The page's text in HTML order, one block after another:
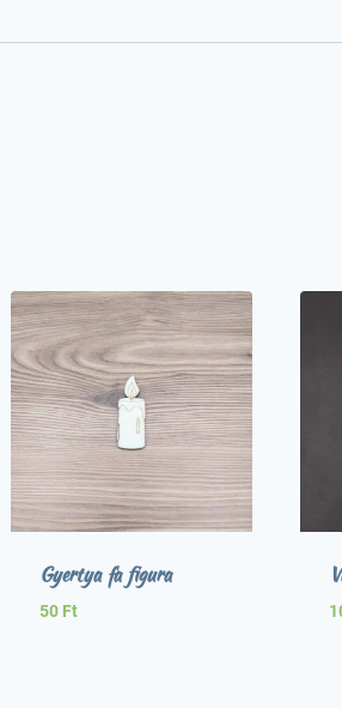
Gyertya fa figura
50 Ft